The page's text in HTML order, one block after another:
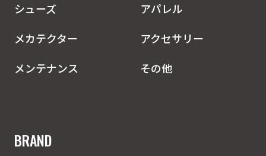
シューズ
アパレル
メカテクター
アクセサリー
メンテナンス
その他
BRAND